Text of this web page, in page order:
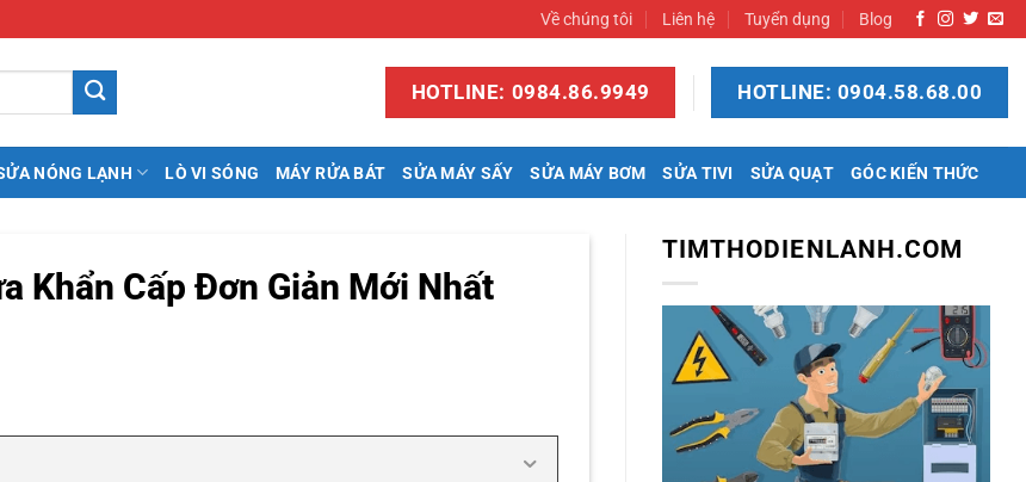
Về chúng tôi Liên hệ Tuyển dụng Blog
HOTLINE: 0984.86.9949 HOTLINE: 0904.58.68.00
NÓNG LẠNH LÒ VI SÓNG MÁY RỬA BÁT SỬA MÁY SẤY SỬA MÁY BƠM SỬA TIVI SỬA QUẠT GÓC KIẾN THỨC
Khẩn Cấp Đơn Giản Mới Nhất
TIMTHODIENLANH.COM